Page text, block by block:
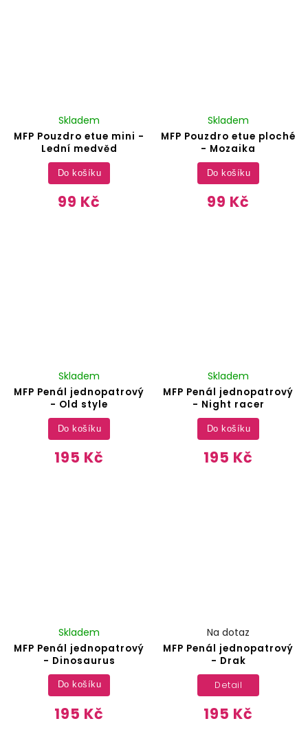
MFP Pouzdro etue mini -
Lední medvěd
Skladem
99 Kč
Do košíku
MFP Pouzdro etue ploché
- Mozaika
Skladem
99 Kč
Do košíku
MFP Penál jednopatrový
- Old style
Skladem
195 Kč
Do košíku
MFP Penál jednopatrový
- Night racer
Skladem
195 Kč
Do košíku
MFP Penál jednopatrový
- Dinosaurus
Skladem
195 Kč
Do košíku
MFP Penál jednopatrový
- Drak
Na dotaz
195 Kč
Detail